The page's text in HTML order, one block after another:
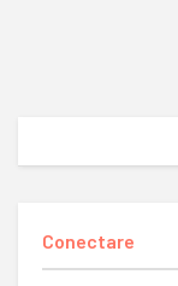
Conectare